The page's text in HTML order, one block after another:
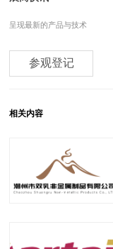
呈现最新的产品与技术
参观登记
相关内容